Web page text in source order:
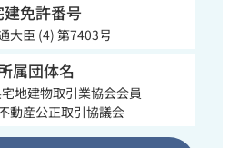
建免許番号
大臣 (4) 第7403号
属団体名
地建物取引業協会会員
動産公正取引協議会